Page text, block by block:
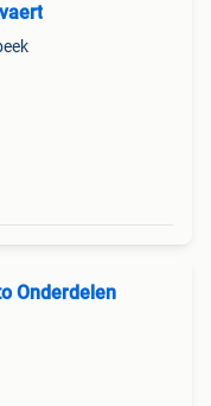
Onderdelen